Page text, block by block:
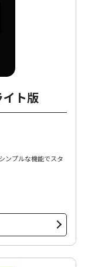
ト版
ンプルな機能でスタ